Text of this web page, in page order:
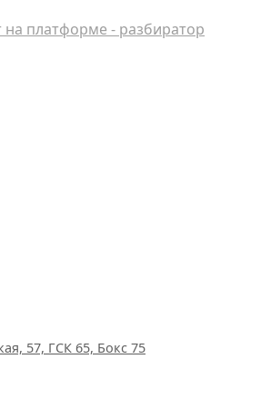
на платформе - разбиратор
57, ГСК 65, Бокс 75